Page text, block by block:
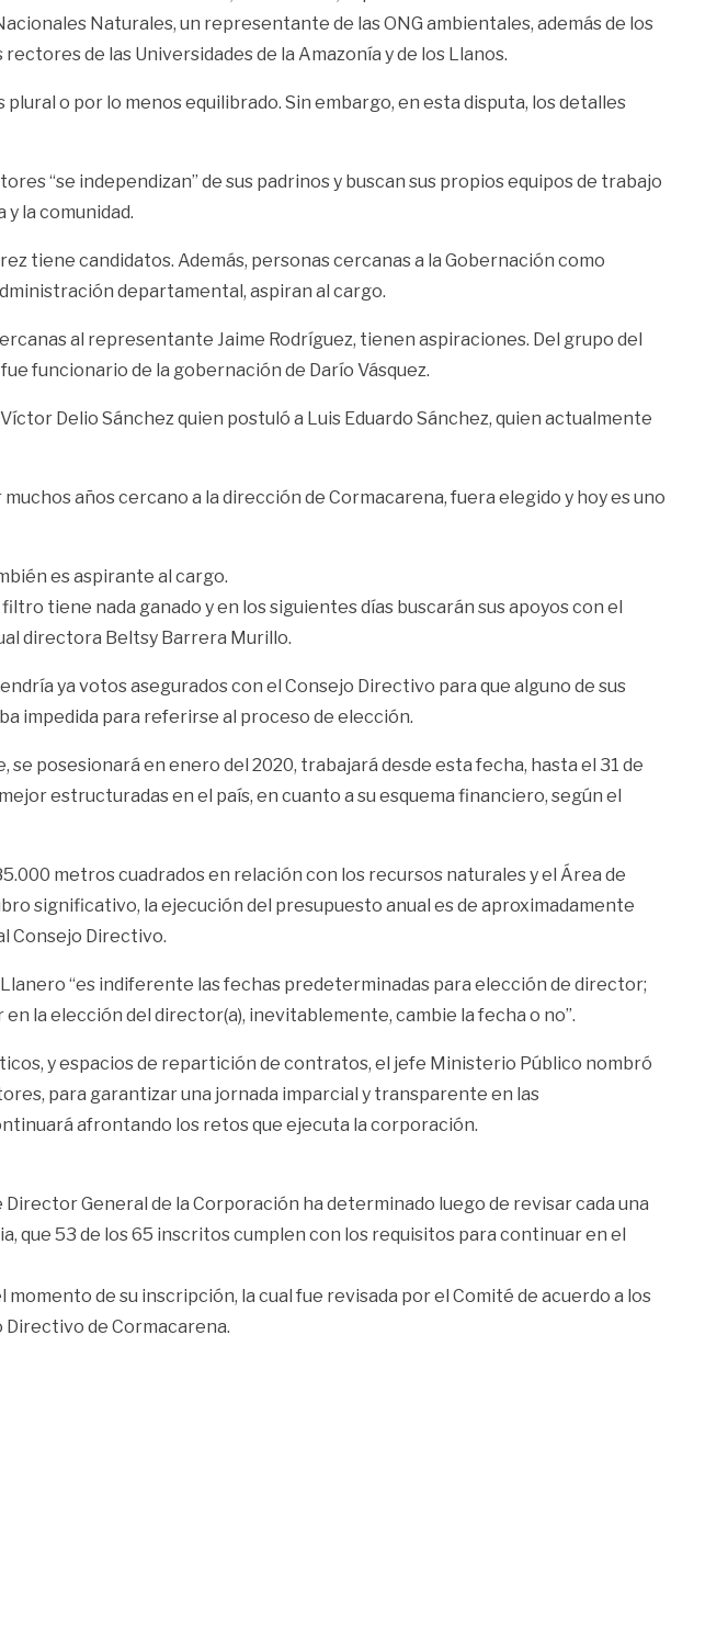
Naturales, un representante de las ONG ambientales, además de los
de las Universidades de la Amazonía y de los Llanos.
o por lo menos equilibrado. Sin embargo, en esta disputa, los detalles
“se independizan” de sus padrinos y buscan sus propios equipos de trabajo
la comunidad.
tiene candidatos. Además, personas cercanas a la Gobernación como
departamental, aspiran al cargo.
al representante Jaime Rodríguez, tienen aspiraciones. Del grupo del
funcionario de la gobernación de Darío Vásquez.
Delio Sánchez quien postuló a Luis Eduardo Sánchez, quien actualmente
años cercano a la dirección de Cormacarena, fuera elegido y hoy es uno
es aspirante al cargo.
tiene nada ganado y en los siguientes días buscarán sus apoyos con el
directora Beltsy Barrera Murillo.
ya votos asegurados con el Consejo Directivo para que alguno de sus
impedida para referirse al proceso de elección.
posesionará en enero del 2020, trabajará desde esta fecha, hasta el 31 de
estructuradas en el país, en cuanto a su esquema financiero, según el
metros cuadrados en relación con los recursos naturales y el Área de
significativo, la ejecución del presupuesto anual es de aproximadamente
Consejo Directivo.
“es indiferente las fechas predeterminadas para elección de director;
la elección del director(a), inevitablemente, cambie la fecha o no”.
y espacios de repartición de contratos, el jefe Ministerio Público nombró
para garantizar una jornada imparcial y transparente en las
afrontando los retos que ejecuta la corporación.
General de la Corporación ha determinado luego de revisar cada una
que 53 de los 65 inscritos cumplen con los requisitos para continuar en el
de su inscripción, la cual fue revisada por el Comité de acuerdo a los
Directivo de Cormacarena.